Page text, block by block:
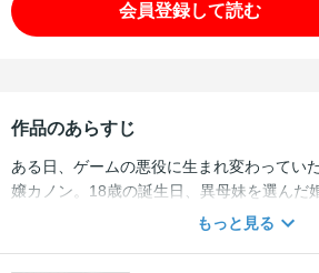
会員登録して読む
作品のあらすじ
ある日、ゲームの悪役に生まれ変わってい
嬢カノン。18歳の誕生日、異母妹を選んだ
たカノンは、素直に受け入れ皇都に向かう
もっと見る